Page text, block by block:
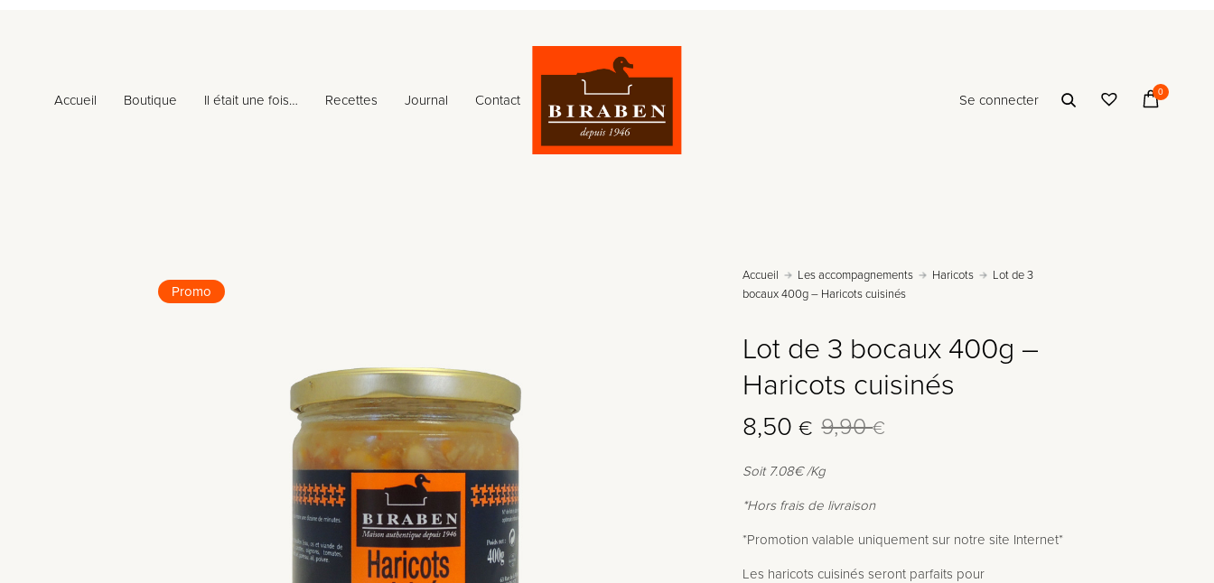
Se connecter
0
Accueil Boutique Il était une fois… Recettes Journal Contact
Promo
Accueil Les accompagnements Haricots
Lot de 3
bocaux 400g – Haricots cuisinés
Lot de 3 bocaux 400g –
Haricots cuisinés
9,90€
Le
initial
était :
9,90 €.
8,50€
Le
actuel
est :
8,50 €.
Soit 7.08€ /Kg
*Hors frais de livraison
*Promotion valable uniquement sur notre site Internet*
Les haricots cuisinés seront parfaits pour
9,90 €.
8,50 €.